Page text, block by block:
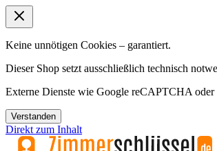
Keine unnötigen Cookies – garantiert.
Dieser Shop setzt ausschließlich technisch
Externe Dienste wie Google reCAPTCHA
Verstanden
Direkt zum Inhalt